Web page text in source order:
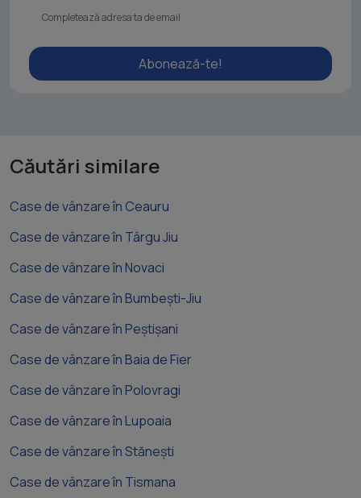
Abonează-te!
Căutări similare
Case de vânzare în Ceauru
Case de vânzare în Târgu Jiu
Case de vânzare în Novaci
Case de vânzare în Bumbești-Jiu
Case de vânzare în Peștișani
Case de vânzare în Baia de Fier
Case de vânzare în Polovragi
Case de vânzare în Lupoaia
Case de vânzare în Stănești
Case de vânzare în Tismana